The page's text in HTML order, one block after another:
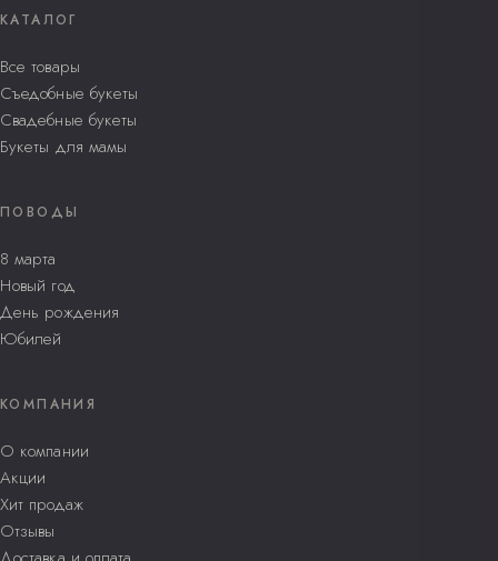
КАТАЛОГ
Все товары
Съедобные букеты
Свадебные букеты
Букеты для мамы
ПОВОДЫ
8 марта
Новый год
День рождения
Юбилей
КОМПАНИЯ
О компании
Акции
Хит продаж
Отзывы